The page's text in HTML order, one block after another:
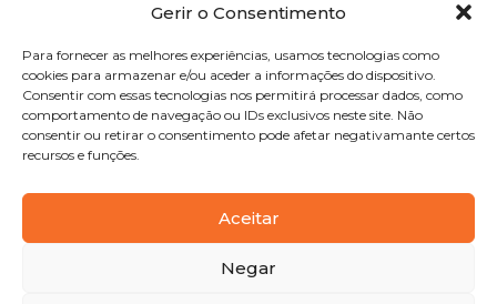
Gerir o Consentimento
Para fornecer as melhores experiências, usamos tecnologias como
cookies para armazenar e/ou aceder a informações do dispositivo.
Consentir com essas tecnologias nos permitirá processar dados, como
comportamento de navegação ou IDs exclusivos neste site. Não
consentir ou retirar o consentimento pode afetar negativamante certos
recursos e funções.
Aceitar
Negar
Copyright © 2025 Sabores Santa Clara
. Todos os direitos
reservadosPolítica de Privacidade |Termos e condições
Designed byShift Your Branding Agency